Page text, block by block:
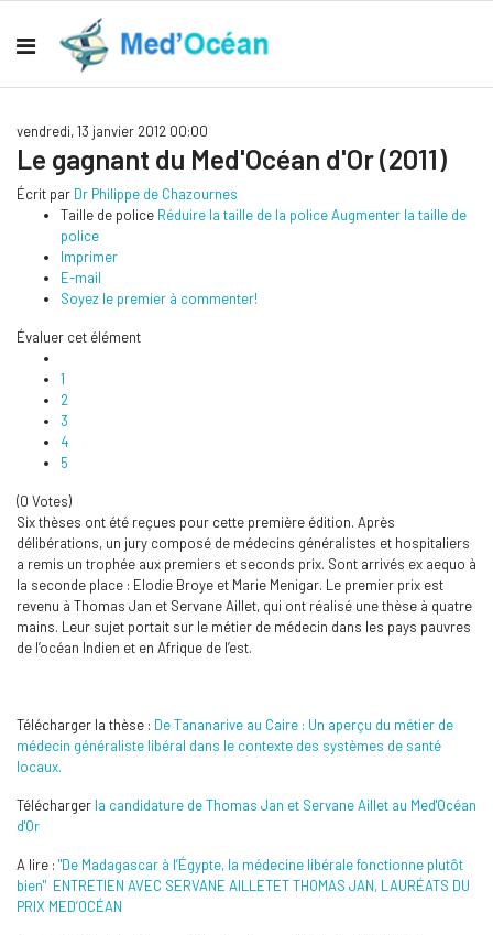
vendredi, 13 janvier 2012 00:00
Le gagnant du Med'Océan d'Or (2011)
Écrit par Dr Philippe de Chazournes
Taille de police Réduire la taille de la policeAugmenter la taille de
police
Imprimer
E-mail
Soyez le premier à commenter!
Évaluer cet élément
1
2
3
4
5
(0 Votes)
Six thèses ont été reçues pour cette première édition. Après
délibérations, un jury composé de médecins généralistes et hospitaliers
a remis un trophée aux premiers et seconds prix. Sont arrivés ex aequo à
la seconde place : Elodie Broye et Marie Menigar. Le premier prix est
revenu à Thomas Jan et Servane Aillet, qui ont réalisé une thèse à quatre
mains. Leur sujet portait sur le métier de médecin dans les pays pauvres
de l’océan Indien et en Afrique de l’est.
Télécharger la thèse : De Tananarive au Caire : Un aperçu du métier de
médecin généraliste libéral dans le contexte des systèmes de santé
locaux.
Télécharger la candidature de Thomas Jan et Servane Aillet au Med'Océan
d'Or
A lire : "De Madagascar à l’Égypte, la médecine libérale fonctionne plutôt
bien" ENTRETIEN AVEC SERVANE AILLETET THOMAS JAN, LAURÉATS DU
PRIX MED’OCÉAN